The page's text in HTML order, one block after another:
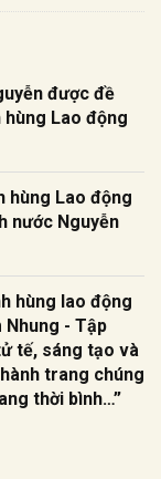
được đề
hùng Lao động
hùng Lao động
nước Nguyễn
hùng lao động
Nhung - Tập
tế, sáng tạo và
trang chúng
thời bình…”